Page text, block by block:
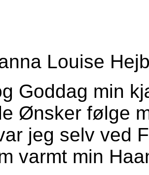
Louise
Goddag min
Ønsker følge
jeg selv ved
varmt min